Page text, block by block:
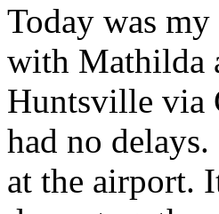
Today was
with Mathilda
Huntsville via
had no
at the airport.